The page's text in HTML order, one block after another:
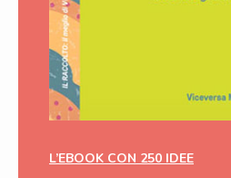
L’EBOOK CON 250 IDEE